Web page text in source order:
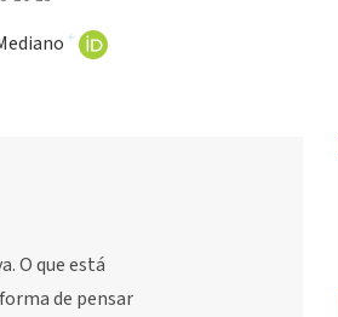
+
O que está
de pensar